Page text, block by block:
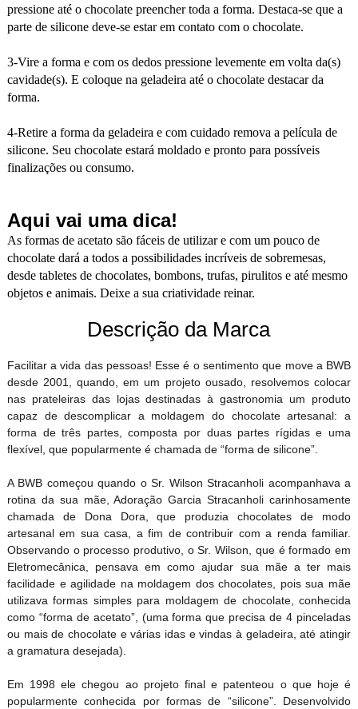
pressione até o chocolate preencher toda a forma. Destaca-se que a
parte de silicone deve-se estar em contato com o chocolate.
3-Vire a forma e com os dedos pressione levemente em volta da(s)
cavidade(s). E coloque na geladeira até o chocolate destacar da
forma.
4-Retire a forma da geladeira e com cuidado remova a película de
silicone. Seu chocolate estará moldado e pronto para possíveis
finalizações ou consumo.
Aqui vai uma dica!
As formas de acetato são fáceis de utilizar e com um pouco de
chocolate dará a todos a possibilidades incríveis de sobremesas,
desde tabletes de chocolates, bombons, trufas, pirulitos e até mesmo
objetos e animais. Deixe a sua criatividade reinar.
Descrição da Marca
Facilitar a vida das pessoas! Esse é o sentimento que move a BWB
desde 2001, quando, em um projeto ousado, resolvemos colocar
nas prateleiras das lojas destinadas à gastronomia um produto
capaz de descomplicar a moldagem do chocolate artesanal: a
forma de três partes, composta por duas partes rígidas e uma
flexível, que popularmente é chamada de “forma de silicone”.
A BWB começou quando o Sr. Wilson Stracanholi acompanhava a
rotina da sua mãe, Adoração Garcia Stracanholi carinhosamente
chamada de Dona Dora, que produzia chocolates de modo
artesanal em sua casa, a fim de contribuir com a renda familiar.
Observando o processo produtivo, o Sr. Wilson, que é formado em
Eletromecânica, pensava em como ajudar sua mãe a ter mais
facilidade e agilidade na moldagem dos chocolates, pois sua mãe
utilizava formas simples para moldagem de chocolate, conhecida
como “forma de acetato”, (uma forma que precisa de 4 pinceladas
ou mais de chocolate e várias idas e vindas à geladeira, até atingir
a gramatura desejada).
Em 1998 ele chegou ao projeto final e patenteou o que hoje é
popularmente conhecida por formas de “silicone”. Desenvolvido